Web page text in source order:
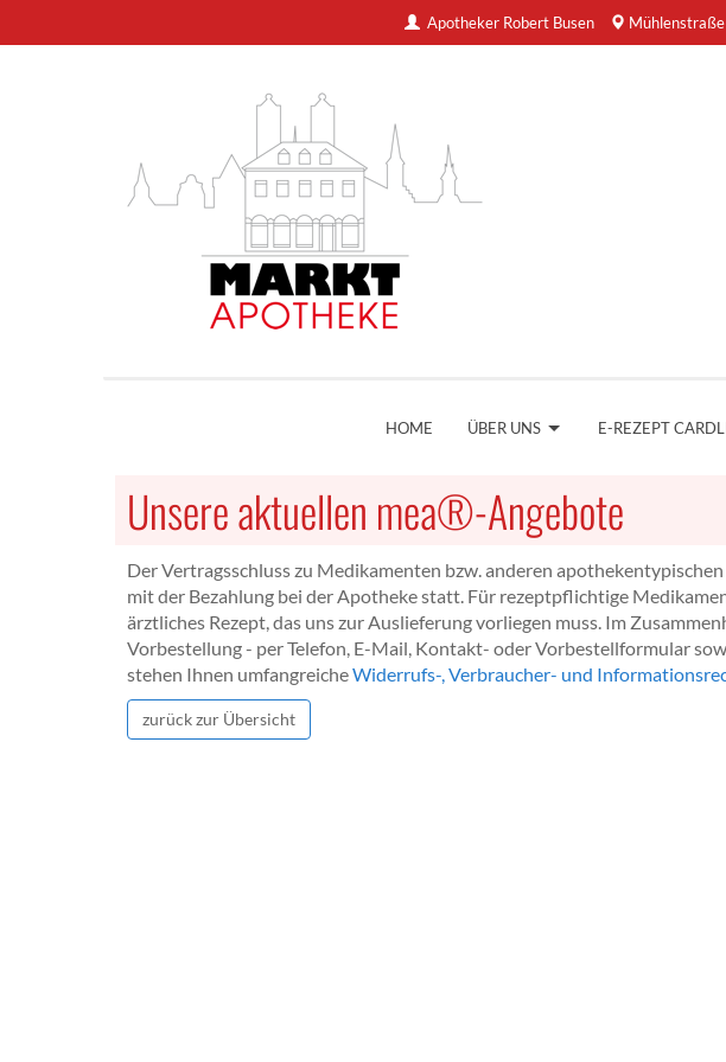
Apotheker Robert Busen
HOME ÜBER UNS E-REZEPT
Unsere aktuellen mea®-Angebote
Der Vertragsschluss zu Medikamenten bzw. anderen
mit der Bezahlung bei der Apotheke statt. Für rezeptpflichtige
ärztliches Rezept, das uns zur Auslieferung vorliegen muss. Im
Vorbestellung - per Telefon, E-Mail, Kontakt- oder Vorbestellformular
stehen Ihnen umfangreicheWiderrufs-, Verbraucher- und
zurück zur Übersicht